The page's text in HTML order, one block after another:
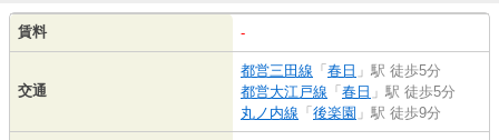
賃料 -
交通
都営三田線 「 春日 」駅 徒歩5分
都営大江戸線 「 春日 」駅 徒歩5分
丸ノ内線 「 後楽園 」駅 徒歩9分